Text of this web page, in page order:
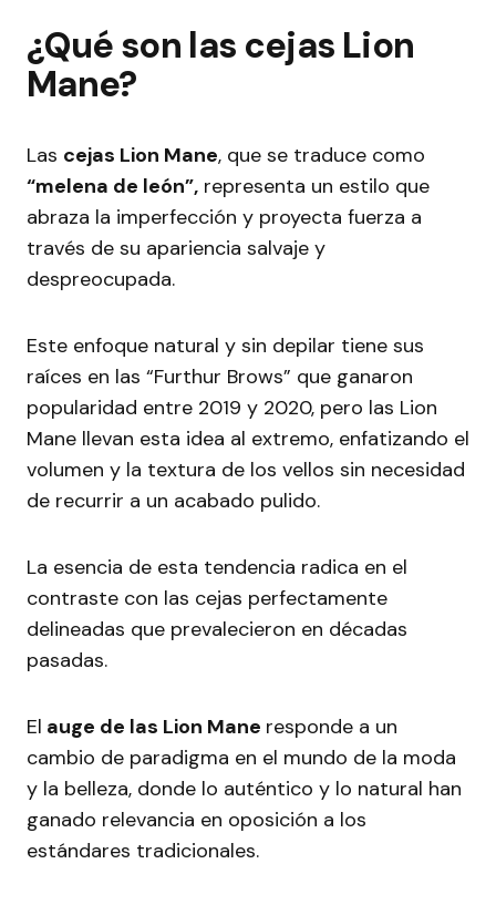
¿Qué son las cejas Lion
Mane?
Las cejas Lion Mane, que se traduce como
“melena de león”, representa un estilo que
abraza la imperfección y proyecta fuerza a
través de su apariencia salvaje y
despreocupada.
Este enfoque natural y sin depilar tiene sus
raíces en las “Furthur Brows” que ganaron
popularidad entre 2019 y 2020, pero las Lion
Mane llevan esta idea al extremo, enfatizando el
volumen y la textura de los vellos sin necesidad
de recurrir a un acabado pulido.
La esencia de esta tendencia radica en el
contraste con las cejas perfectamente
delineadas que prevalecieron en décadas
pasadas.
El auge de las Lion Mane responde a un
cambio de paradigma en el mundo de la moda
y la belleza, donde lo auténtico y lo natural han
ganado relevancia en oposición a los
estándares tradicionales.